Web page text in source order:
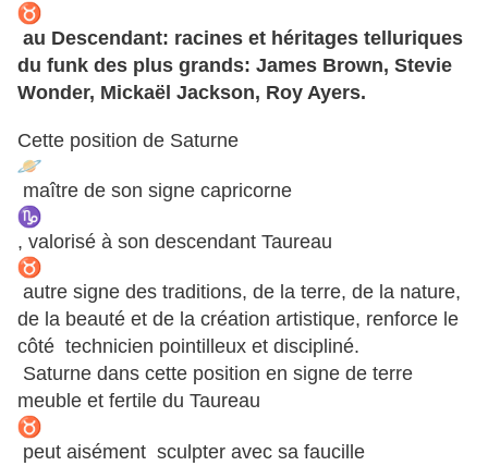
au Descendant: racines et héritages telluriques
du funk des plus grands: James Brown, Stevie
Wonder, Mickaël Jackson, Roy Ayers.
Cette position de Saturne
maître de son signe capricorne
, valorisé à son descendant Taureau
autre signe des traditions, de la terre, de la nature,
de la beauté et de la création artistique, renforce le
côté technicien pointilleux et discipliné.
Saturne dans cette position en signe de terre
meuble et fertile du Taureau
peut aisément sculpter avec sa faucille